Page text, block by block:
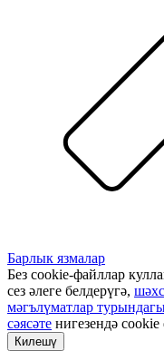
Барлык язмалар
Без cookie-файллар
сез әлеге белдерүгә,
мәгълүматлар
сәясәте нигезендә
Килешү